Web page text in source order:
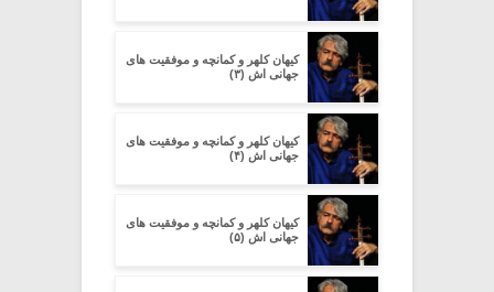
کیهان کلهر و کمانچه و موفقیت های
جهانی اش (۳)
کیهان کلهر و کمانچه و موفقیت های
جهانی اش (۴)
کیهان کلهر و کمانچه و موفقیت های
جهانی اش (۵)